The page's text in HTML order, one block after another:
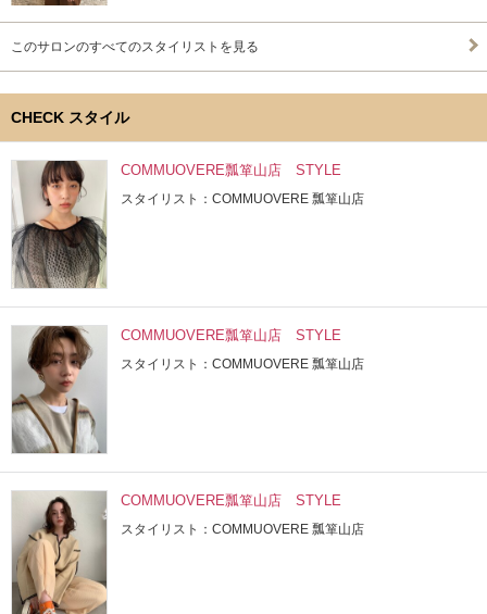
このサロンのすべてのスタイリストを見る
CHECK スタイル
COMMUOVERE瓢箪山店 STYLE
スタイリスト：COMMUOVERE 瓢箪山店
COMMUOVERE瓢箪山店 STYLE
スタイリスト：COMMUOVERE 瓢箪山店
COMMUOVERE瓢箪山店 STYLE
スタイリスト：COMMUOVERE 瓢箪山店